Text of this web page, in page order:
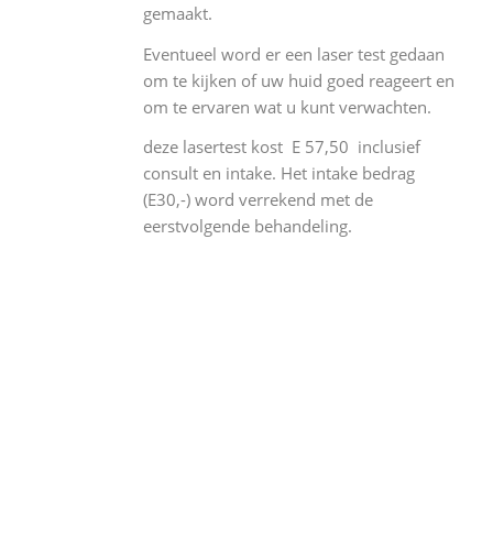
gemaakt.
Eventueel word er een laser test gedaan
om te kijken of uw huid goed reageert en
om te ervaren wat u kunt verwachten.
deze lasertest kost E 57,50 inclusief
consult en intake. Het intake bedrag
(E30,-) word verrekend met de
eerstvolgende behandeling.